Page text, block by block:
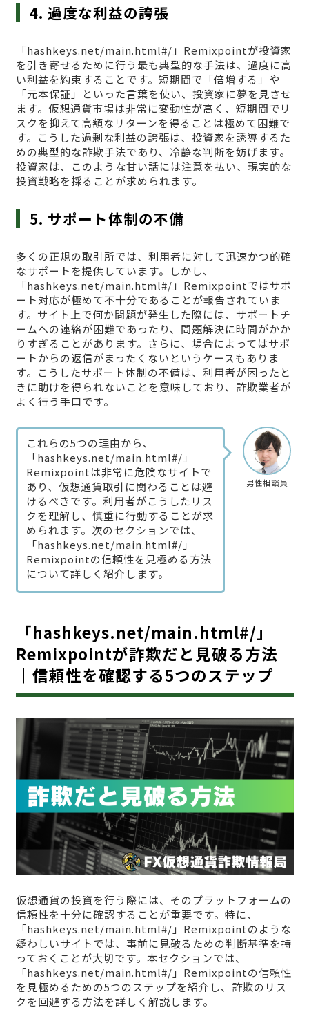
4. 過度な利益の誇張
「hashkeys.net/main.html#/」Remixpointが投資家
を引き寄せるために行う最も典型的な手法は、過度に高
い利益を約束することです。短期間で「倍増する」や
「元本保証」といった言葉を使い、投資家に夢を見させ
ます。仮想通貨市場は非常に変動性が高く、短期間でリ
スクを抑えて高額なリターンを得ることは極めて困難で
す。こうした過剰な利益の誇張は、投資家を誘導するた
めの典型的な詐欺手法であり、冷静な判断を妨げます。
投資家は、このような甘い話には注意を払い、現実的な
投資戦略を採ることが求められます。
5. サポート体制の不備
多くの正規の取引所では、利用者に対して迅速かつ的確
なサポートを提供しています。しかし、
「hashkeys.net/main.html#/」Remixpointではサポ
ート対応が極めて不十分であることが報告されていま
す。サイト上で何か問題が発生した際には、サポートチ
ームへの連絡が困難であったり、問題解決に時間がかか
りすぎることがあります。さらに、場合によってはサポ
ートからの返信がまったくないというケースもありま
す。こうしたサポート体制の不備は、利用者が困ったと
きに助けを得られないことを意味しており、詐欺業者が
よく行う手口です。
男性相談員
これらの5つの理由から、
「hashkeys.net/main.html#/」
Remixpointは非常に危険なサイトで
あり、仮想通貨取引に関わることは避
けるべきです。利用者がこうしたリス
クを理解し、慎重に行動することが求
められます。次のセクションでは、
「hashkeys.net/main.html#/」
Remixpointの信頼性を見極める方法
について詳しく紹介します。
「hashkeys.net/main.html#/」
Remixpointが詐欺だと見破る方法
｜信頼性を確認する5つのステップ
仮想通貨の投資を行う際には、そのプラットフォームの
信頼性を十分に確認することが重要です。特に、
「hashkeys.net/main.html#/」Remixpointのような
疑わしいサイトでは、事前に見破るための判断基準を持
っておくことが大切です。本セクションでは、
「hashkeys.net/main.html#/」Remixpointの信頼性
を見極めるための5つのステップを紹介し、詐欺のリス
クを回避する方法を詳しく解説します。